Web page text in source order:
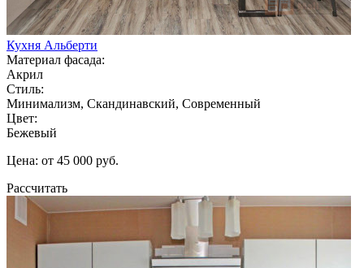
Кухня Альберти
Материал фасада:
Акрил
Стиль:
Минимализм, Скандинавский, Современный
Цвет:
Бежевый
Цена: от 45 000 руб.
Рассчитать